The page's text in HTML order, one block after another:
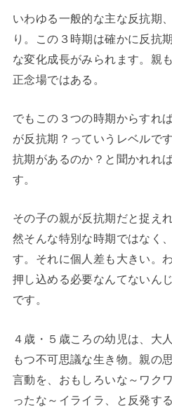
いわゆる一般的な主な反抗期
り。この３時期は確かに反抗
な変化成長がみられます。親
正念場ではある。
でもこの３つの時期からすれ
が反抗期？っていうレベルで
抗期があるのか？と聞かれれ
す。
その子の親が反抗期だと捉え
然そんな特別な時期ではなく
す。それに個人差も大きい。
押し込める必要なんてないん
です。
４歳・５歳ころの幼児は、大
もつ不可思議な生き物。親の
言動を、おもしろいな～ワク
ったな～イライラ、と反発する